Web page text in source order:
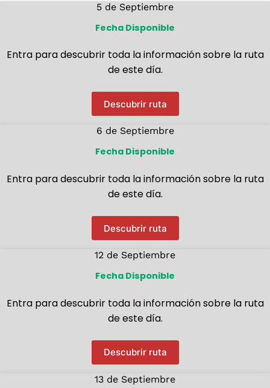
5 de Septiembre
Fecha Disponible
Entra para descubrir toda la información sobre la ruta
de este día.
Descubrir ruta
6 de Septiembre
Fecha Disponible
Entra para descubrir toda la información sobre la ruta
de este día.
Descubrir ruta
12 de Septiembre
Fecha Disponible
Entra para descubrir toda la información sobre la ruta
de este día.
Descubrir ruta
13 de Septiembre